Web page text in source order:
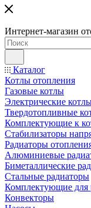
Интернет-магазин
Каталог
Котлы отопления
Газовые котлы
Электрические
Твердотопливные
Комплектующие к
Стабилизаторы
Радиаторы
Алюминиевые
Биметаллические
Стальные радиаторы
Комплектующие для
Конвекторы